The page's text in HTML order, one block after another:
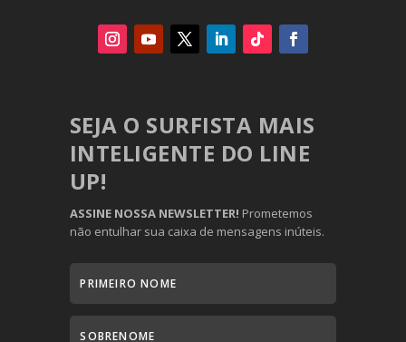
SEJA O SURFISTA MAIS
INTELIGENTE DO LINE
UP!
ASSINE NOSSA NEWSLETTER! Prometemos
não entulhar sua caixa de mensagens inúteis.